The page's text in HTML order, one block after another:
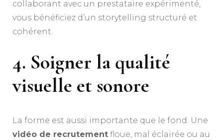
collaborant avec un prestataire expérimenté,
vous bénéficiez d’un storytelling structuré et
cohérent.
4. Soigner la qualité
visuelle et sonore
La forme est aussi importante que le fond. Une
vidéo de recrutement floue, mal éclairée ou au